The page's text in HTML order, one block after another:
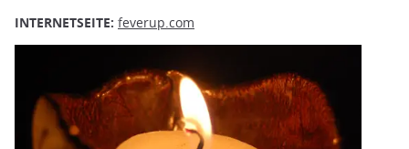
INTERNETSEITE: feverup.com